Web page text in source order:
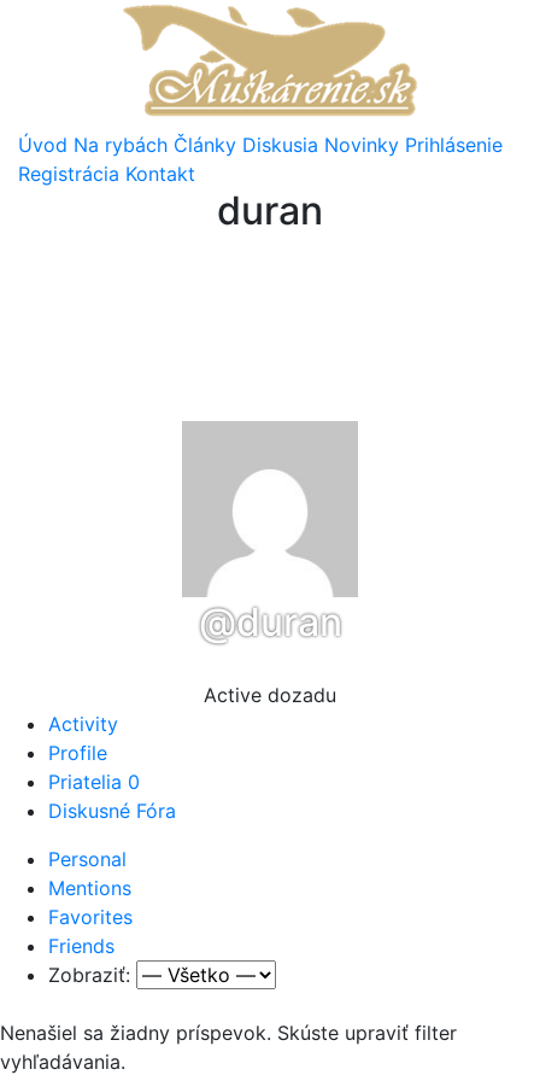
Úvod Na rybách Články Diskusia Novinky Prihlásenie
Registrácia Kontakt
duran
@duran
Active dozadu
Activity
Profile
Priatelia 0
Diskusné Fóra
Personal
Mentions
Favorites
Friends
Zobraziť:
Nenašiel sa žiadny príspevok. Skúste upraviť filter
vyhľadávania.